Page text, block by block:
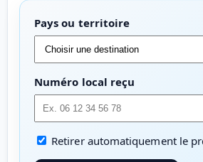
Pays ou territoire
Numéro local reçu
Retirer automatiquement le